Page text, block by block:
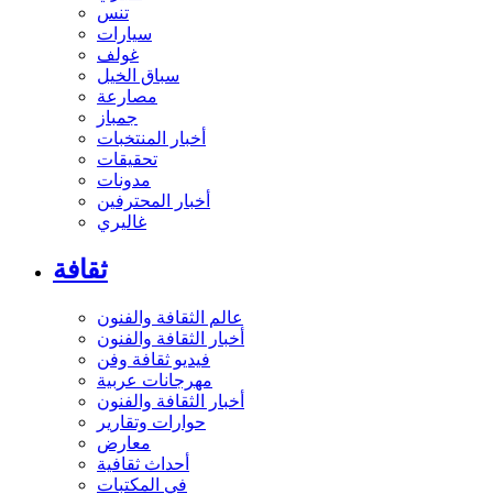
تنس
سيارات
غولف
سباق الخيل
مصارعة
جمباز
أخبار المنتخبات
تحقيقات
مدونات
أخبار المحترفين
غاليري
ثقافة
عالم الثقافة والفنون
أخبار الثقافة والفنون
فيديو ثقافة وفن
مهرجانات عربية
أخبار الثقافة والفنون
حوارات وتقارير
معارض
أحداث ثقافية
في المكتبات